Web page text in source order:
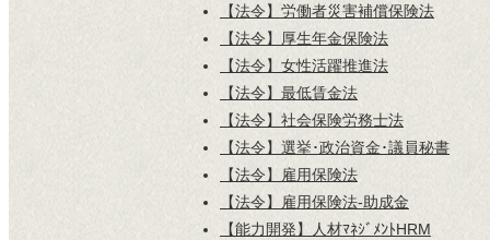
【法令】労働者災害補償保険法
【法令】厚生年金保険法
【法令】女性活躍推進法
【法令】最低賃金法
【法令】社会保険労務士法
【法令】選挙･政治資金･議員秘書
【法令】雇用保険法
【法令】雇用保険法-助成金
【能力開発】人材ﾏﾈｼﾞﾒﾝﾄHRM